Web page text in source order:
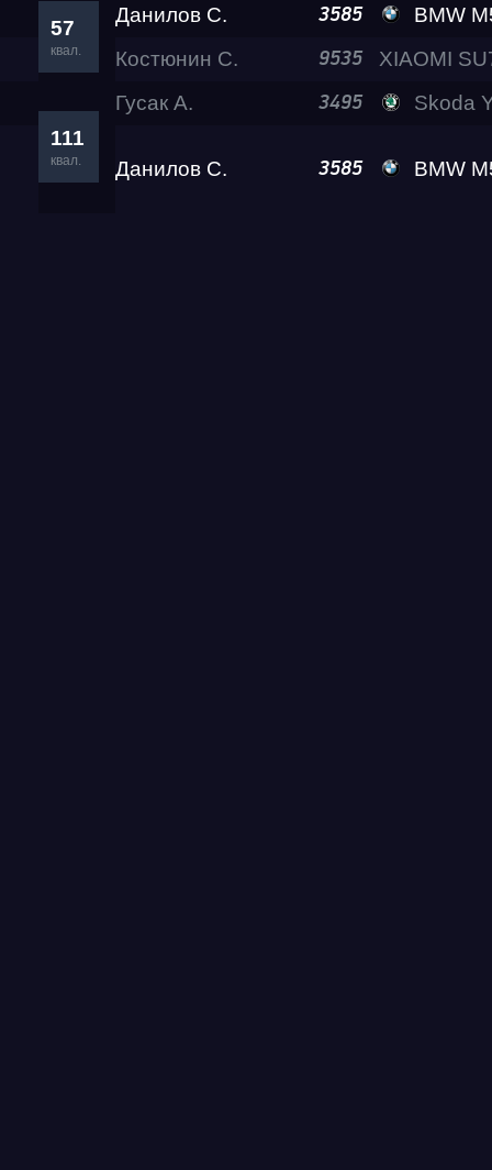
57
квал.
Данилов С. 3585
BMW M5
Костюнин С.
9535
111
квал.
Гусак А. 3495 Skoda
Данилов С. 3585 BMW M5